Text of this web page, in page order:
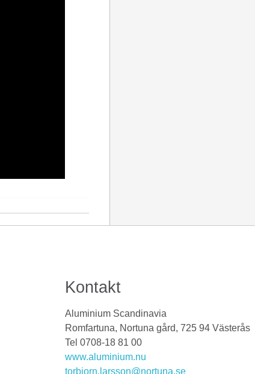
Kontakt
Aluminium Scandinavia
Romfartuna, Nortuna gård, 725 94 Västerås
Tel 0708-18 81 00
www.aluminium.nu
torbjorn.larsson@nortuna.se